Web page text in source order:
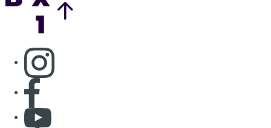
Consulter page Instagram
Consulter page Facebook
Consulter Youtube